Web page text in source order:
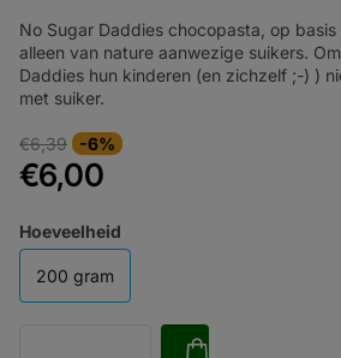
No Sugar Daddies chocopasta, op
alleen van nature aanwezige suikers.
Daddies hun kinderen (en zichzelf ;-) )
met suiker.
€6,39 -6%
€6,00
Hoeveelheid
200 gram